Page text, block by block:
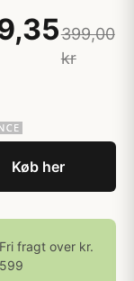
399,00
kr
Køb her
Fri fragt over kr.
599